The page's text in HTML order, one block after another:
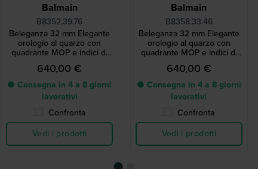
Balmain
B8352.39.76
Beleganza 32 mm Elegante
orologio al quarzo con
quadrante MOP e indici di
diamanti
640,00 €
● Consegna in 4 a 8 giorni
lavorativi
Confronta
Vedi i prodotti
Balmain
B8358.33.46
Beleganza 32 mm Elegante
orologio al quarzo con
quadrante MOP e indici di
diamanti
640,00 €
● Consegna in 4 a 8 giorni
lavorativi
Confronta
Vedi i prodotti